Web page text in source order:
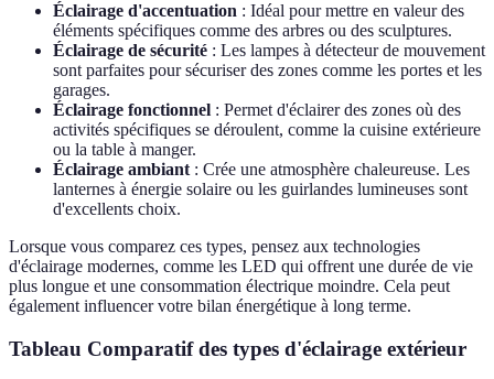
Éclairage d'accentuation : Idéal pour mettre en valeur des
éléments spécifiques comme des arbres ou des sculptures.
Éclairage de sécurité : Les lampes à détecteur de mouvement
sont parfaites pour sécuriser des zones comme les portes et les
garages.
Éclairage fonctionnel : Permet d'éclairer des zones où des
activités spécifiques se déroulent, comme la cuisine extérieure
ou la table à manger.
Éclairage ambiant : Crée une atmosphère chaleureuse. Les
lanternes à énergie solaire ou les guirlandes lumineuses sont
d'excellents choix.
Lorsque vous comparez ces types, pensez aux technologies
d'éclairage modernes, comme les LED qui offrent une durée de vie
plus longue et une consommation électrique moindre. Cela peut
également influencer votre bilan énergétique à long terme.
Tableau Comparatif des types d'éclairage extérieur